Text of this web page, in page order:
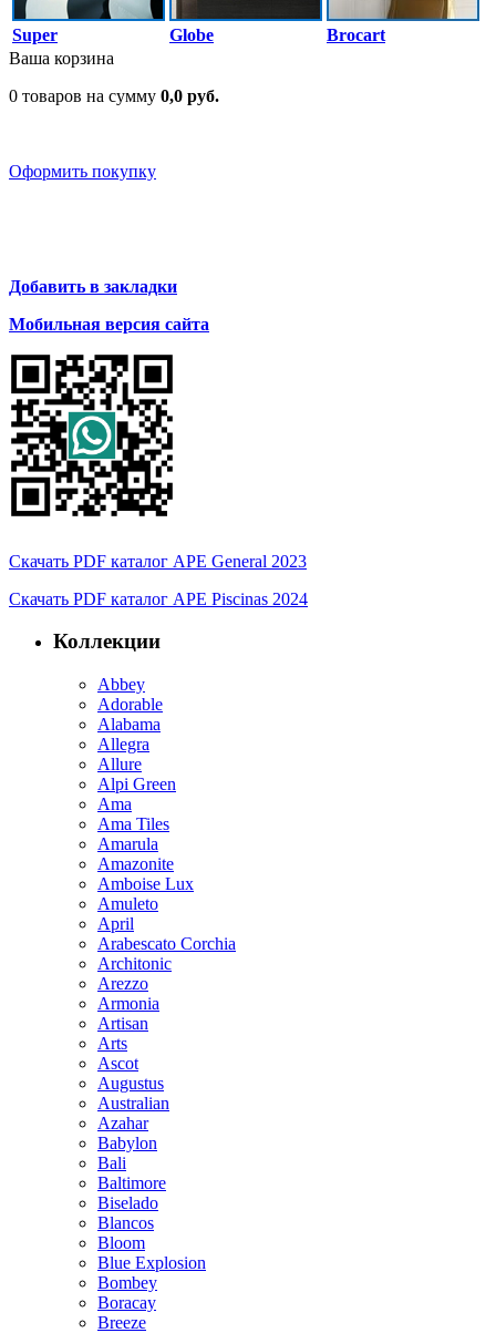
Super Globe
Brocart
Ваша корзина
0 товаров на сумму 0,0 руб.
Оформить покупку
Добавить в закладки
Мобильная версия сайта
Скачать PDF каталог APE General 2023
Скачать PDF каталог APE Piscinas 2024
Коллекции
Abbey
Adorable
Alabama
Allegra
Allure
Alpi Green
Ama
Ama Tiles
Amarula
Amazonite
Amboise Lux
Amuleto
April
Arabescato Corchia
Architonic
Arezzo
Armonia
Artisan
Arts
Ascot
Augustus
Australian
Azahar
Babylon
Bali
Baltimore
Biselado
Blancos
Bloom
Blue Explosion
Bombey
Boracay
Breeze